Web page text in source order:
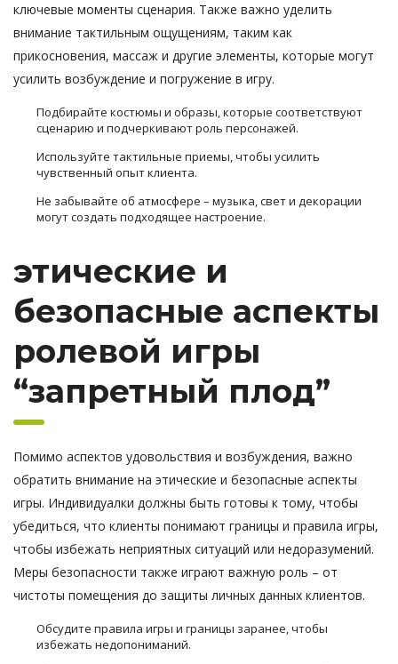
ключевые моменты сценария. Также важно уделить
внимание тактильным ощущениям, таким как
прикосновения, массаж и другие элементы, которые могут
усилить возбуждение и погружение в игру.
Подбирайте костюмы и образы, которые соответствуют
сценарию и подчеркивают роль персонажей.
Используйте тактильные приемы, чтобы усилить
чувственный опыт клиента.
Не забывайте об атмосфере – музыка, свет и декорации
могут создать подходящее настроение.
этические и
безопасные аспекты
ролевой игры
“запретный плод”
Помимо аспектов удовольствия и возбуждения, важно
обратить внимание на этические и безопасные аспекты
игры. Индивидуалки должны быть готовы к тому, чтобы
убедиться, что клиенты понимают границы и правила игры,
чтобы избежать неприятных ситуаций или недоразумений.
Меры безопасности также играют важную роль – от
чистоты помещения до защиты личных данных клиентов.
Обсудите правила игры и границы заранее, чтобы
избежать недопониманий.